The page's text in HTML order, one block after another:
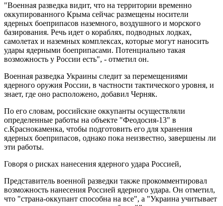
"Военная разведка видит, что на территории временно
оккупированного Крыма сейчас размещены носители
ядерных боеприпасов наземного, воздушного и морского
базирования. Речь идет о кораблях, подводных лодках,
самолетах и наземных комплексах, которые могут наносить
удары ядерными боеприпасами. Потенциально такая
возможность у России есть", - отметил он.
Военная разведка Украины следит за перемещениями
ядерного оружия России, в частности тактического уровня, и
знает, где оно расположено, добавил Черняк.
По его словам, российские оккупанты осуществляли
определенные работы на объекте "Феодосия-13" в
с.Краснокаменка, чтобы подготовить его для хранения
ядерных боеприпасов, однако пока неизвестно, завершены ли
эти работы.
Говоря о рисках нанесения ядерного удара Россией,
Представитель военной разведки также прокомментировал
возможность нанесения Россией ядерного удара. Он отметил,
что "страна-оккупант способна на все", а "Украина учитывает